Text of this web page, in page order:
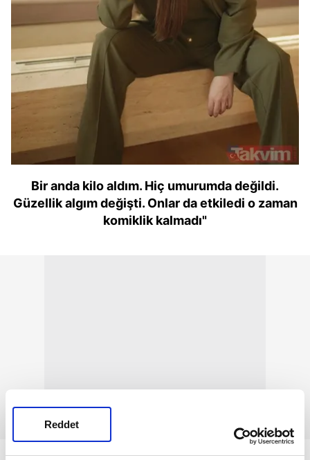
Reddet
Bir anda kilo aldım. Hiç umurumda değildi.
Güzellik algım değişti. Onlar da etkiledi o zaman
komiklik kalmadı"